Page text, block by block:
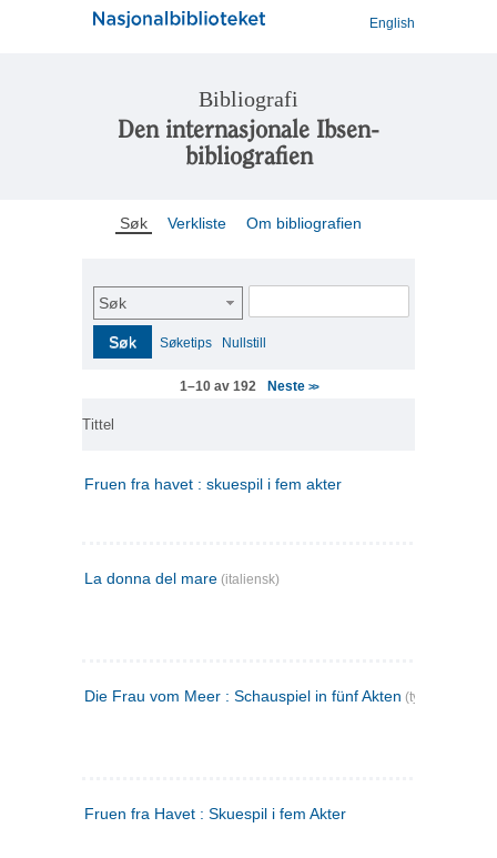
English
Bibliografi
Den internasjonale Ibsen-
bibliografien
Søk Verkliste Om bibliografien
Søk
Søk Søketips Nullstill
1–10 av 192 Neste >>
Tittel
Fruen fra havet : skuespil i fem akter
La donna del mare (italiensk)
Die Frau vom Meer : Schauspiel in fünf Akten (tysk)
Fruen fra Havet : Skuespil i fem Akter